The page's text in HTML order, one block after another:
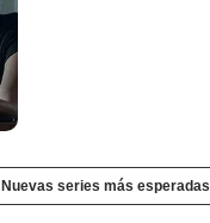
Nuevas series más esperadas